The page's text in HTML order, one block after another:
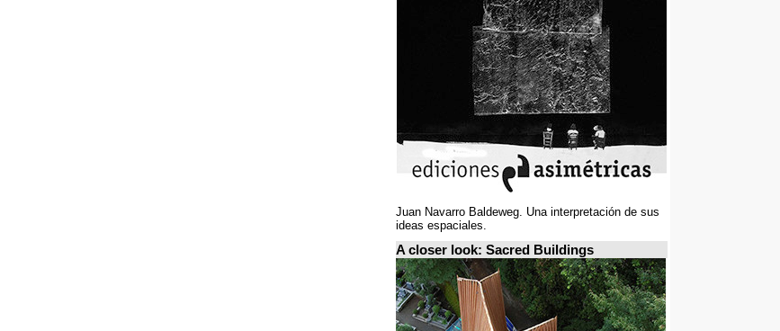
Juan Navarro Baldeweg. Una interpretación de sus
ideas espaciales.
A closer look: Sacred Buildings